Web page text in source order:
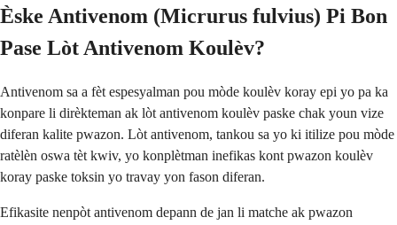
Èske Antivenom (Micrurus fulvius) Pi Bon
Pase Lòt Antivenom Koulèv?
Antivenom sa a fèt espesyalman pou mòde koulèv koray epi yo pa ka
konpare li dirèkteman ak lòt antivenom koulèv paske chak youn vize
diferan kalite pwazon. Lòt antivenom, tankou sa yo ki itilize pou mòde
ratèlèn oswa tèt kwiv, yo konplètman inefikas kont pwazon koulèv
koray paske toksin yo travay yon fason diferan.
Efikasite nenpòt antivenom depann de jan li matche ak pwazon